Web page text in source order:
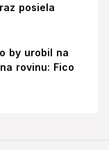
posiela
by urobil na
rovinu: Fico